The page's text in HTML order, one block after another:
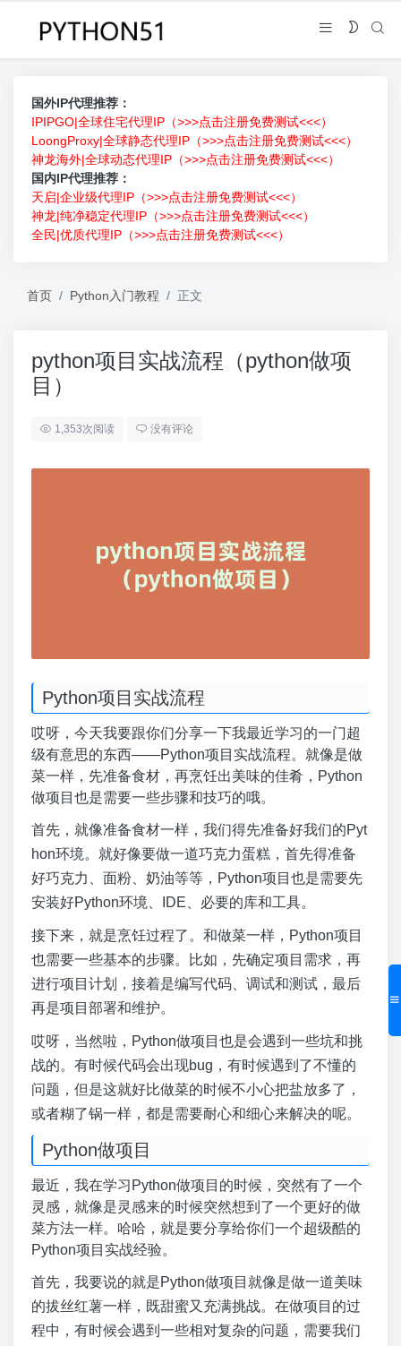
国外IP代理推荐：
IPIPGO|全球住宅代理IP（>>>点击注册免费测试<<<）
LoongProxy|全球静态代理IP（>>>点击注册免费测试<<<）
神龙海外|全球动态代理IP（>>>点击注册免费测试<<<）
国内IP代理推荐：
天启|企业级代理IP（>>>点击注册免费测试<<<）
神龙|纯净稳定代理IP（>>>点击注册免费测试<<<）
全民|优质代理IP（>>>点击注册免费测试<<<）
首页 Python入门教程 正文
python项目实战流程（python做项
目）
1,353次阅读 没有评论
Python项目实战流程
哎呀，今天我要跟你们分享一下我最近学习的一门超
级有意思的东西——Python项目实战流程。就像是做
菜一样，先准备食材，再烹饪出美味的佳肴，Python
做项目也是需要一些步骤和技巧的哦。
首先，就像准备食材一样，我们得先准备好我们的Pyt
hon环境。就好像要做一道巧克力蛋糕，首先得准备
好巧克力、面粉、奶油等等，Python项目也是需要先
安装好Python环境、IDE、必要的库和工具。
接下来，就是烹饪过程了。和做菜一样，Python项目
也需要一些基本的步骤。比如，先确定项目需求，再
进行项目计划，接着是编写代码、调试和测试，最后
再是项目部署和维护。
哎呀，当然啦，Python做项目也是会遇到一些坑和挑
战的。有时候代码会出现bug，有时候遇到了不懂的
问题，但是这就好比做菜的时候不小心把盐放多了，
或者糊了锅一样，都是需要耐心和细心来解决的呢。
Python做项目
最近，我在学习Python做项目的时候，突然有了一个
灵感，就像是灵感来的时候突然想到了一个更好的做
菜方法一样。哈哈，就是要分享给你们一个超级酷的
Python项目实战经验。
首先，我要说的就是Python做项目就像是做一道美味
的拔丝红薯一样，既甜蜜又充满挑战。在做项目的过
程中，有时候会遇到一些相对复杂的问题，需要我们